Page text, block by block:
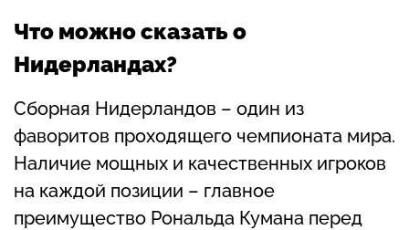
Что можно сказать о
Нидерландах?
Сборная Нидерландов – один из
фаворитов проходящего чемпионата мира.
Наличие мощных и качественных игроков
на каждой позиции – главное
преимущество Рональда Кумана перед